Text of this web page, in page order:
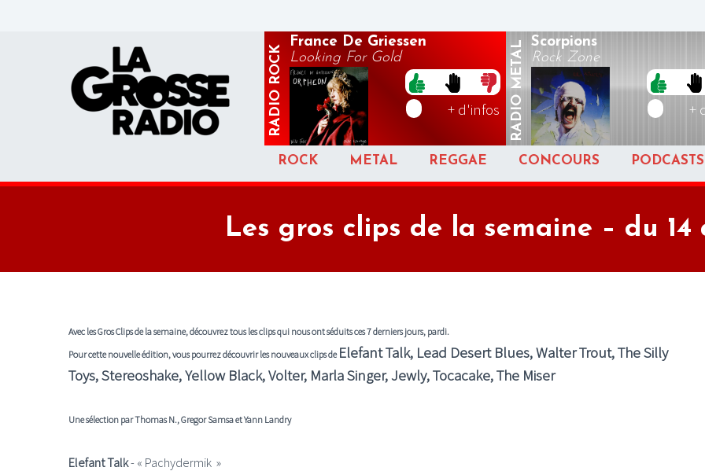
RADIO
ROCK
France De Griessen
Looking For Gold
+ d'infos RADIO
METAL Scorpions
Rock Zone
+
ROCK METAL REGGAE CONCOURS PODCASTS
Les gros clips de la semaine – du 14
Avec les Gros Clips de la semaine, découvrez tous les clips qui nous ont séduits ces 7 derniers jours, pardi.
Pour cette nouvelle édition, vous pourrez découvrir les nouveaux clips de Elefant Talk, Lead Desert Blues,Walter Trout,The Silly
Toys,Stereoshake,Yellow Black,Volter, Marla Singer,Jewly,Tocacake,The Miser
Une sélection par Thomas N., Gregor Samsa et Yann Landry
Elefant Talk- « Pachydermik »